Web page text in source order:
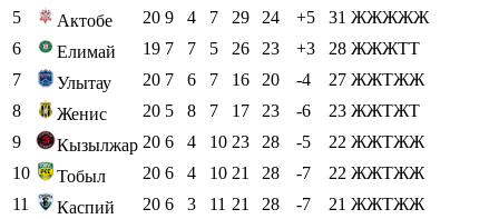
5 Актобе 20 9 4 7 29 24 +5 31 ЖЖЖЖЖ
6
Елимай 19 7 7 5 26 23 +3 28 ЖЖЖТТ
7
Улытау 20 7 6 7 16 20 -4 27 ЖЖТЖЖ
8
Женис 20 5 8 7 17 23 -6 23 ЖЖТЖТ
9
Кызылжар 20 6 4 10 23 28 -5 22 ЖЖТЖЖ
10
Тобыл 20 6 4 10 21 28 -7 22 ЖЖТЖЖ
11
Каспий 20 6 3 11 21 28 -7 21 ЖЖТЖЖ